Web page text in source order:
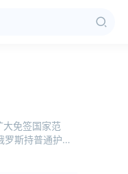
免签国家范
斯持普通护照